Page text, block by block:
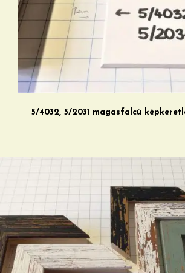
5/4032, 5/2031 magasfalcú